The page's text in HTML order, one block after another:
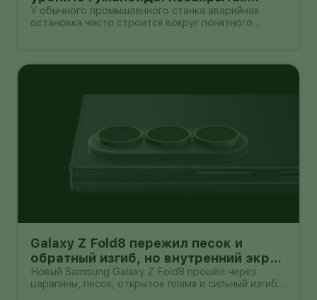
проблема безопасности Unitree G1
У обычного промышленного станка аварийная
остановка часто строится вокруг понятного
Galaxy Z Fold8 пережил песок и
обратный изгиб, но внутренний экран
всё ещё легко поцарапать
Новый Samsung Galaxy Z Fold8 прошёл через
царапины, песок, открытое пламя и сильный изгиб в